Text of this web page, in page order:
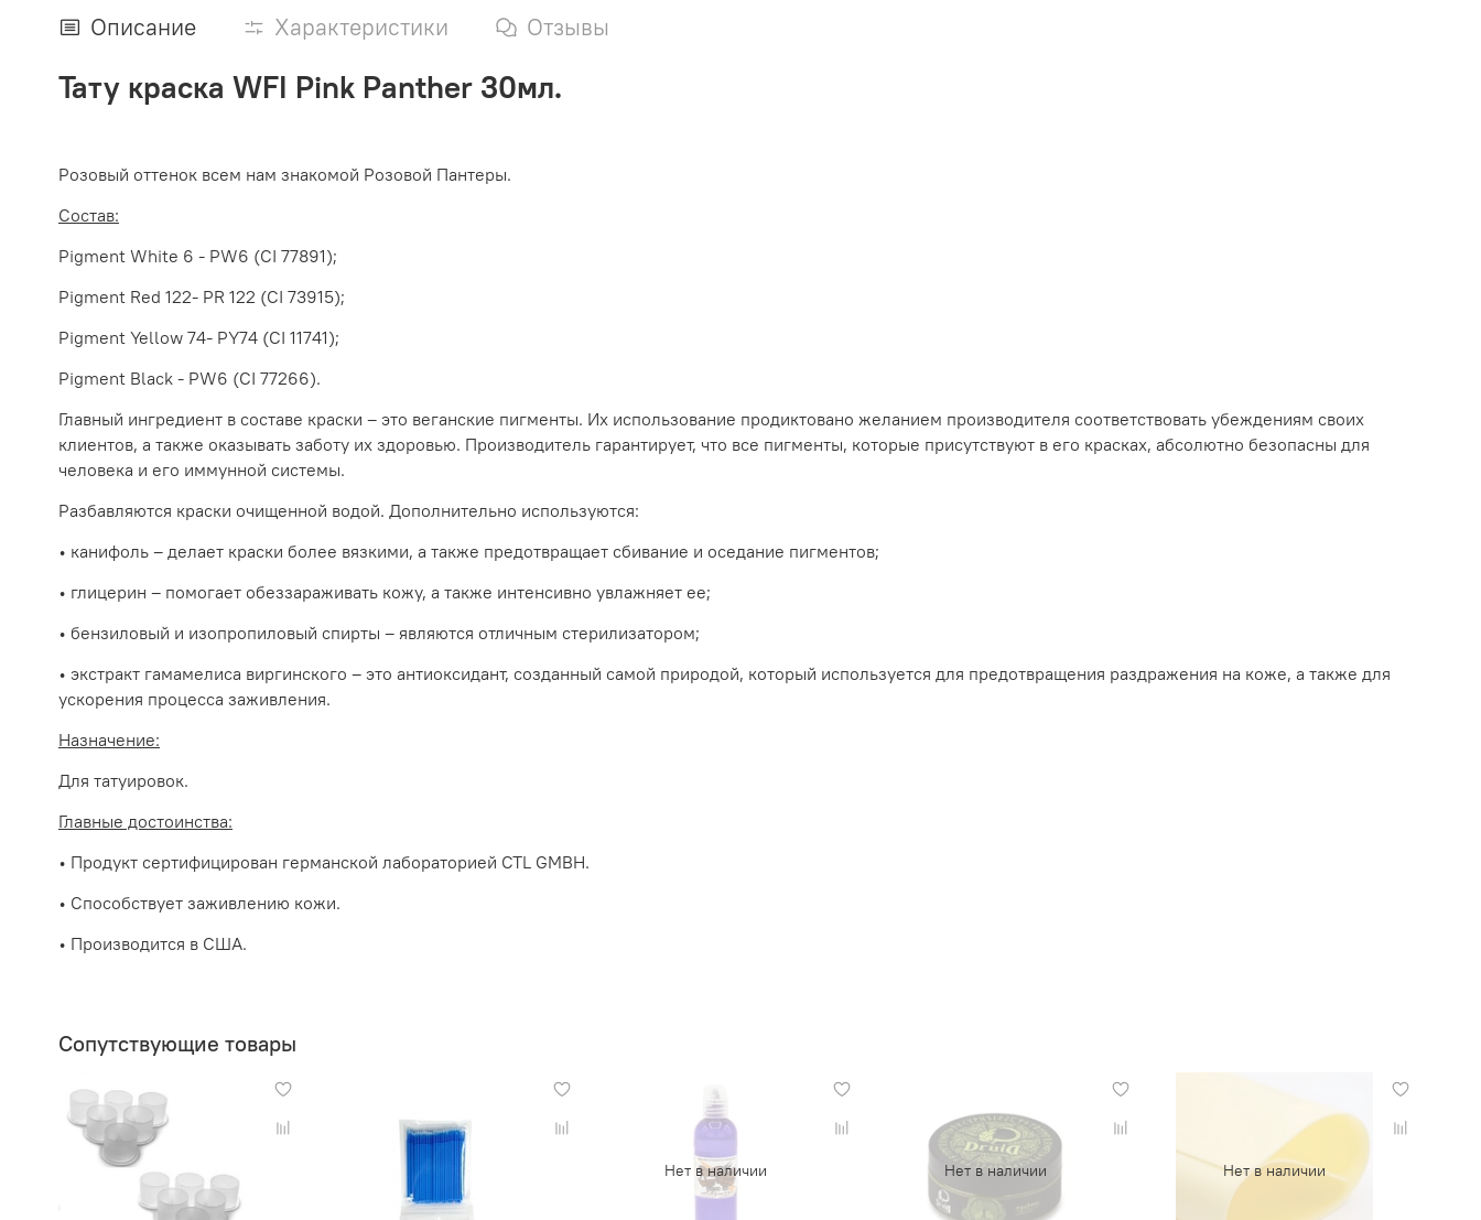
Описание Характеристики Отзывы
Тату краска WFI Pink Panther 30мл.
Розовый оттенок всем нам знакомой Розовой Пантеры.
Состав:
Pigment White 6 - PW6 (CI 77891);
Pigment Red 122- PR 122 (CI 73915);
Pigment Yellow 74- PY74 (CI 11741);
Pigment Black - PW6 (CI 77266).
Главный ингредиент в составе краски – это веганские пигменты. Их использование продиктовано желанием производителя соответствовать убеждениям своих
клиентов, а также оказывать заботу их здоровью. Производитель гарантирует, что все пигменты, которые присутствуют в его красках, абсолютно безопасны для
человека и его иммунной системы.
Разбавляются краски очищенной водой. Дополнительно используются:
• канифоль – делает краски более вязкими, а также предотвращает сбивание и оседание пигментов;
• глицерин – помогает обеззараживать кожу, а также интенсивно увлажняет ее;
• бензиловый и изопропиловый спирты – являются отличным стерилизатором;
• экстракт гамамелиса виргинского – это антиоксидант, созданный самой природой, который используется для предотвращения раздражения на коже, а также для
ускорения процесса заживления.
Назначение:
Для татуировок.
Главные достоинства:
• Продукт сертифицирован германской лабораторией CTL GMBH.
• Способствует заживлению кожи.
• Производится в США.
Сопутствующие товары
Нет в наличии Нет в наличии Нет в наличии